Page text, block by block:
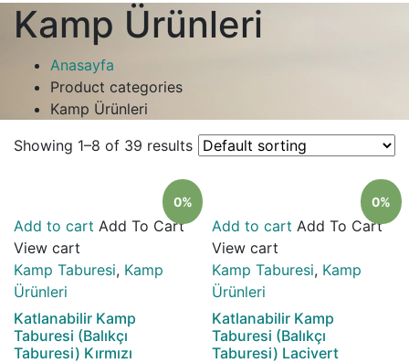
Kamp Ürünleri
Anasayfa
Product categories
Kamp Ürünleri
Showing 1–8 of 39 results
0%
Add to cart Add To Cart
View cart
Kamp Taburesi, Kamp
Ürünleri
Katlanabilir Kamp
Taburesi (Balıkçı
Taburesi) Kırmızı
0%
Add to cart Add To Cart
View cart
Kamp Taburesi, Kamp
Ürünleri
Katlanabilir Kamp
Taburesi (Balıkçı
Taburesi) Lacivert